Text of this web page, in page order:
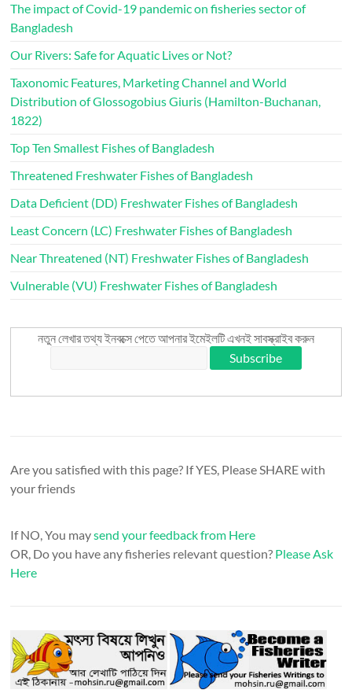
The impact of Covid-19 pandemic on fisheries sector of
Bangladesh
Our Rivers: Safe for Aquatic Lives or Not?
Taxonomic Features, Marketing Channel and World
Distribution of Glossogobius Giuris (Hamilton-Buchanan,
1822)
Top Ten Smallest Fishes of Bangladesh
Threatened Freshwater Fishes of Bangladesh
Data Deficient (DD) Freshwater Fishes of Bangladesh
Least Concern (LC) Freshwater Fishes of Bangladesh
Near Threatened (NT) Freshwater Fishes of Bangladesh
Vulnerable (VU) Freshwater Fishes of Bangladesh
নতুন লেখার তথ্য ইনবক্সে পেতে আপনার ইমেইলটি এখনই সাবস্ক্রাইব করুন
Are you satisfied with this page? If YES, Please SHARE with
your friends
If NO, You maysend your feedback from Here
OR, Do you have any fisheries relevant question? Please Ask
Here